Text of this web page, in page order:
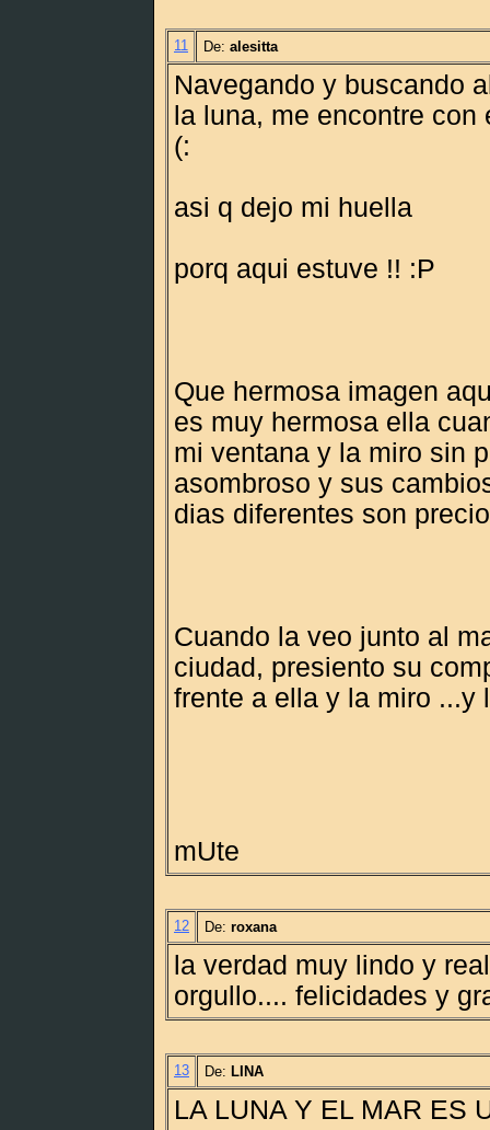
11 De: alesitta
Navegando y buscando
la luna, me encontre con
(:
asi q dejo mi huella
porq aqui estuve !! :P
Que hermosa imagen
es muy hermosa ella
mi ventana y la miro sin
asombroso y sus
dias diferentes son
Cuando la veo junto al
ciudad, presiento su
frente a ella y la miro ...y
mUte
12 De: roxana
la verdad muy lindo y
orgullo.... felicidades y
13 De: LINA
LA LUNA Y EL MAR ES